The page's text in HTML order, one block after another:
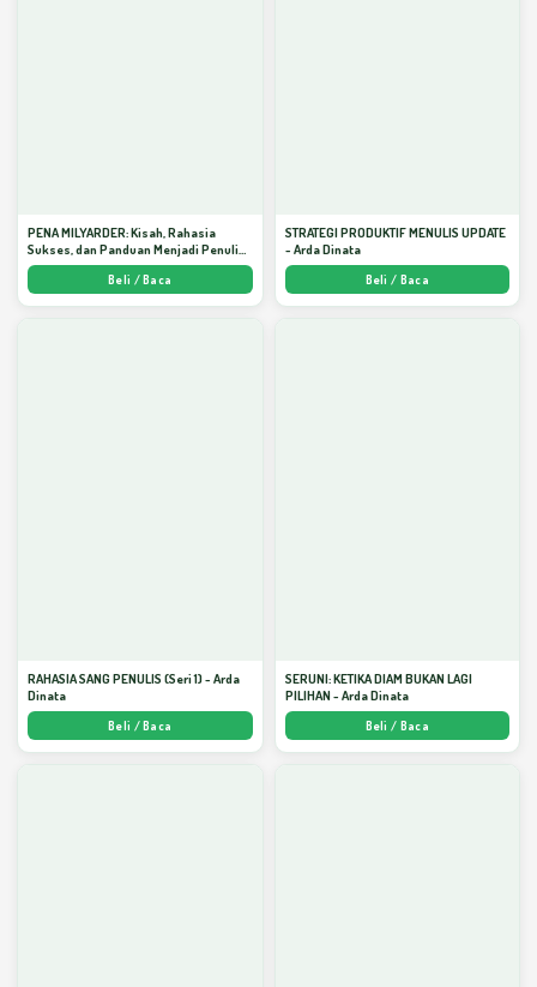
PENA MILYARDER: Kisah, Rahasia
Sukses, dan Panduan Menjadi Penulis 1
Milyar di KBM App dari Nol - Arda Dinata
Beli / Baca
STRATEGI PRODUKTIF MENULIS UPDATE
- Arda Dinata
Beli / Baca
RAHASIA SANG PENULIS (Seri 1) - Arda
Dinata
Beli / Baca
SERUNI: KETIKA DIAM BUKAN LAGI
PILIHAN - Arda Dinata
Beli / Baca